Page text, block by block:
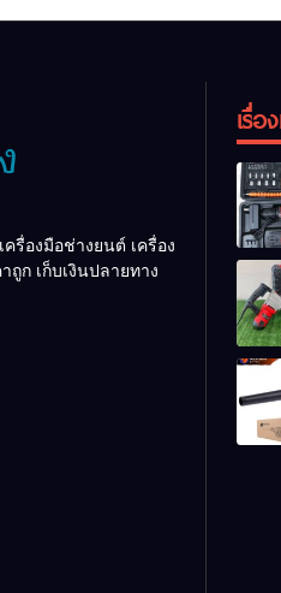
ครื่องมือช่างยนต์ เครื่อง
ถูก เก็บเงินปลายทาง
เรื่อ